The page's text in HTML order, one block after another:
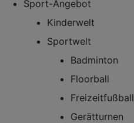
Sport-Angebot
Kinderwelt
Sportwelt
Badminton
Floorball
Freizeitfußball
Gerätturnen